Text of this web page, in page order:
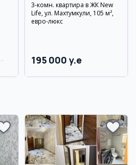
3-комн. квартира в ЖК New
Life, ул. Махтумкули, 105 м²,
евро-люкс
195 000 y.e